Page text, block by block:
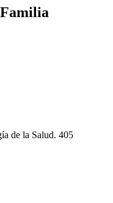
de la Salud. 405